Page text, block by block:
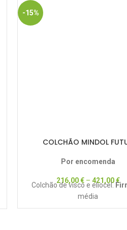
-15%
COLCHÃO MINDOL
Por encomenda
216,00€– 421,00€
Colchão de visco e eliocel.
média